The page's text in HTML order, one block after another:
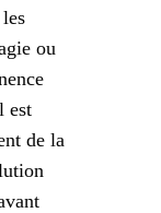
ou
est
de la